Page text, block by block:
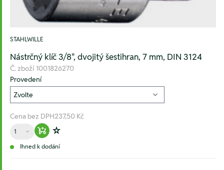
STAHLWILLE
Nástrčný klíč 3/8", dvojitý šestihran, 7 mm, DIN 3124
Č. zboží 1001826270
Provedení
Cena bez DPH237,50 Kč
Množství
Warenkorb hinzufügen
Zur Wunschliste hinzufügen
Ihned k dodání